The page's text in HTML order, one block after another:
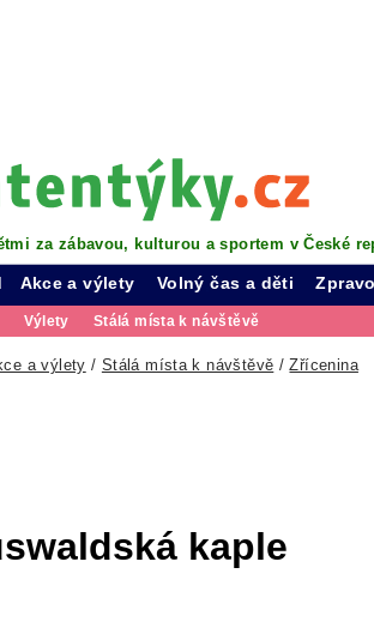
za zábavou, kulturou a sportem v České
Akce a výlety
Výlety Stálá místa k návštěvě
Volný čas a děti
a výlety / Stálá místa k návštěvě /Zřícenina
kaple